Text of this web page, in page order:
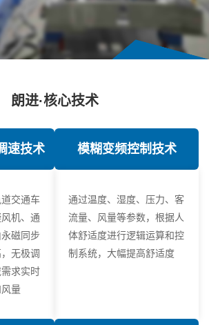
朗进·核心技术
速技术
交通车
机、通
磁同步
无极调
求实时
量
模糊变频控制技术
通过温度、湿度、压力、客
流量、风量等参数，根据人
体舒适度进行逻辑运算和控
制系统，大幅提高舒适度